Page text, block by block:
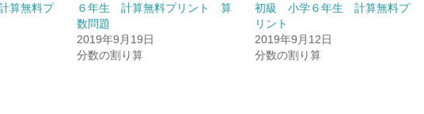
算無料プ
６年生 計算無料プリント 算
数問題
2019年9月19日
分数の割り算
初級 小学６年生 計算無料プ
リント
2019年9月12日
分数の割り算